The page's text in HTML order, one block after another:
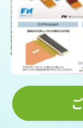
カタ